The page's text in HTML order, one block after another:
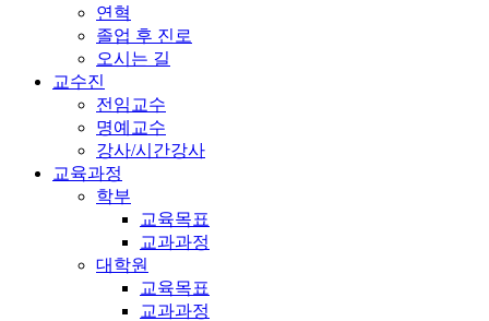
연혁
졸업 후 진로
오시는 길
교수진
전임교수
명예교수
강사/시간강사
교육과정
학부
교육목표
교과과정
대학원
교육목표
교과과정